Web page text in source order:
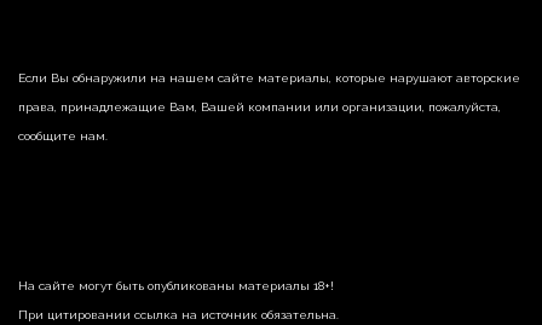
Если Вы обнаружили на нашем сайте материалы, которые нарушают авторские
права, принадлежащие Вам, Вашей компании или организации, пожалуйста,
сообщите нам.
На сайте могут быть опубликованы материалы 18+!
При цитировании ссылка на источник обязательна.